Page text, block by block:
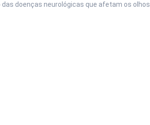
doenças neurológicas que afetam os olhos